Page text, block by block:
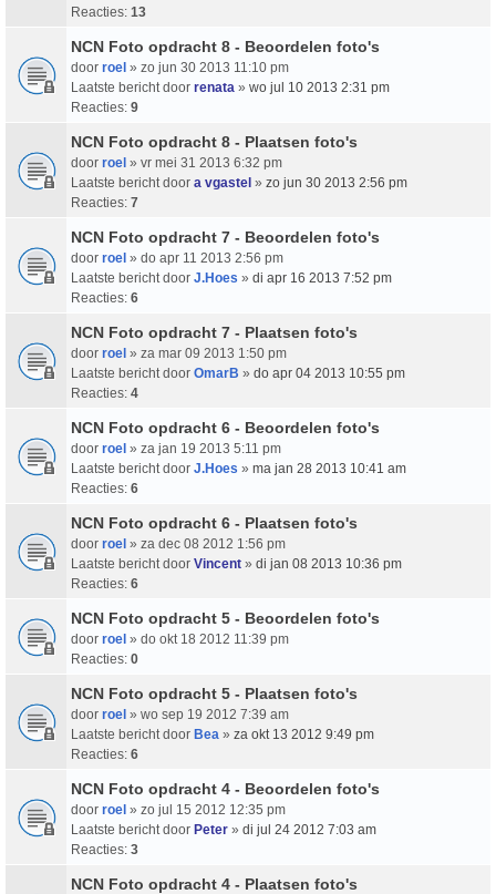
Reacties: 13
NCN Foto opdracht 8 - Beoordelen foto's
door roel » zo jun 30 2013 11:10 pm
Laatste bericht door renata » wo jul 10 2013 2:31 pm
Reacties: 9
NCN Foto opdracht 8 - Plaatsen foto's
door roel » vr mei 31 2013 6:32 pm
Laatste bericht door a vgastel » zo jun 30 2013 2:56 pm
Reacties: 7
NCN Foto opdracht 7 - Beoordelen foto's
door roel » do apr 11 2013 2:56 pm
Laatste bericht door J.Hoes » di apr 16 2013 7:52 pm
Reacties: 6
NCN Foto opdracht 7 - Plaatsen foto's
door roel » za mar 09 2013 1:50 pm
Laatste bericht door OmarB » do apr 04 2013 10:55 pm
Reacties: 4
NCN Foto opdracht 6 - Beoordelen foto's
door roel » za jan 19 2013 5:11 pm
Laatste bericht door J.Hoes » ma jan 28 2013 10:41 am
Reacties: 6
NCN Foto opdracht 6 - Plaatsen foto's
door roel » za dec 08 2012 1:56 pm
Laatste bericht door Vincent » di jan 08 2013 10:36 pm
Reacties: 6
NCN Foto opdracht 5 - Beoordelen foto's
door roel » do okt 18 2012 11:39 pm
Reacties: 0
NCN Foto opdracht 5 - Plaatsen foto's
door roel » wo sep 19 2012 7:39 am
Laatste bericht door Bea » za okt 13 2012 9:49 pm
Reacties: 6
NCN Foto opdracht 4 - Beoordelen foto's
door roel » zo jul 15 2012 12:35 pm
Laatste bericht door Peter » di jul 24 2012 7:03 am
Reacties: 3
NCN Foto opdracht 4 - Plaatsen foto's